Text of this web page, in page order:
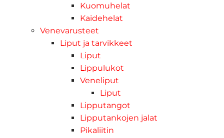
Kuomuhelat
Kaidehelat
Venevarusteet
Liput ja tarvikkeet
Liput
Lippulukot
Veneliput
Liput
Lipputangot
Lipputankojen jalat
Pikaliitin